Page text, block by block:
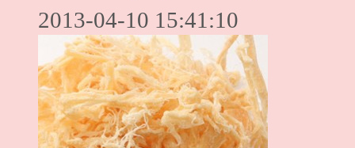
2013-04-10 15:41:10